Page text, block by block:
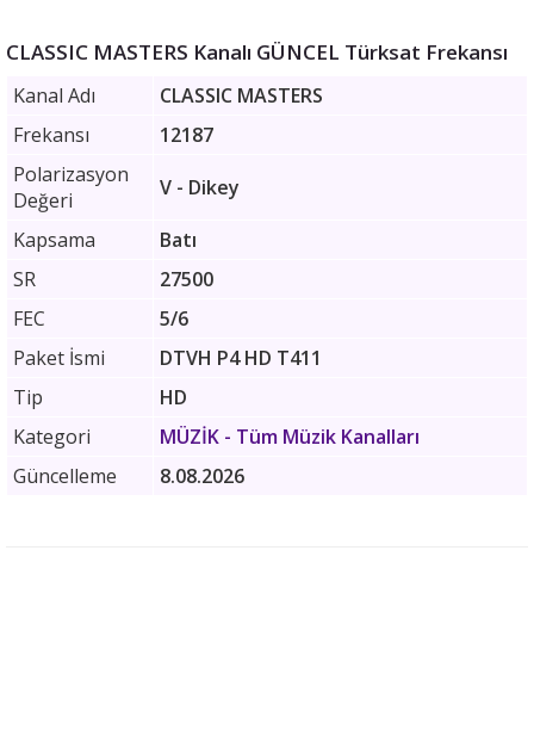
CLASSIC MASTERS Kanalı GÜNCEL Türksat Frekansı
Kanal Adı
CLASSIC MASTERS
Frekansı
12187
Polarizasyon
Değeri
V - Dikey
Kapsama
Batı
SR
27500
FEC
5/6
Paket İsmi
DTVH P4 HD T411
Tip
HD
Kategori
MÜZİK - Tüm Müzik Kanalları
Güncelleme
8.08.2026